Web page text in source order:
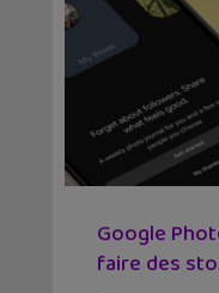
Google
faire des